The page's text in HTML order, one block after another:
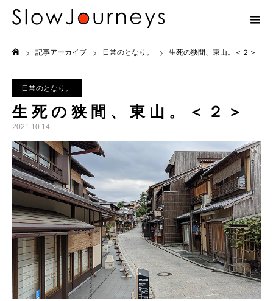
記事アーカイブ 日常のとなり。 生死の狭間、東山。＜２＞
日常のとなり。
生死の狭間、東山。＜２＞
2021.10.14